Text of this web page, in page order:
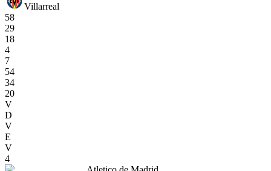
Villarreal
58
29
18
4
7
54
34
20
V
D
V
E
V
4